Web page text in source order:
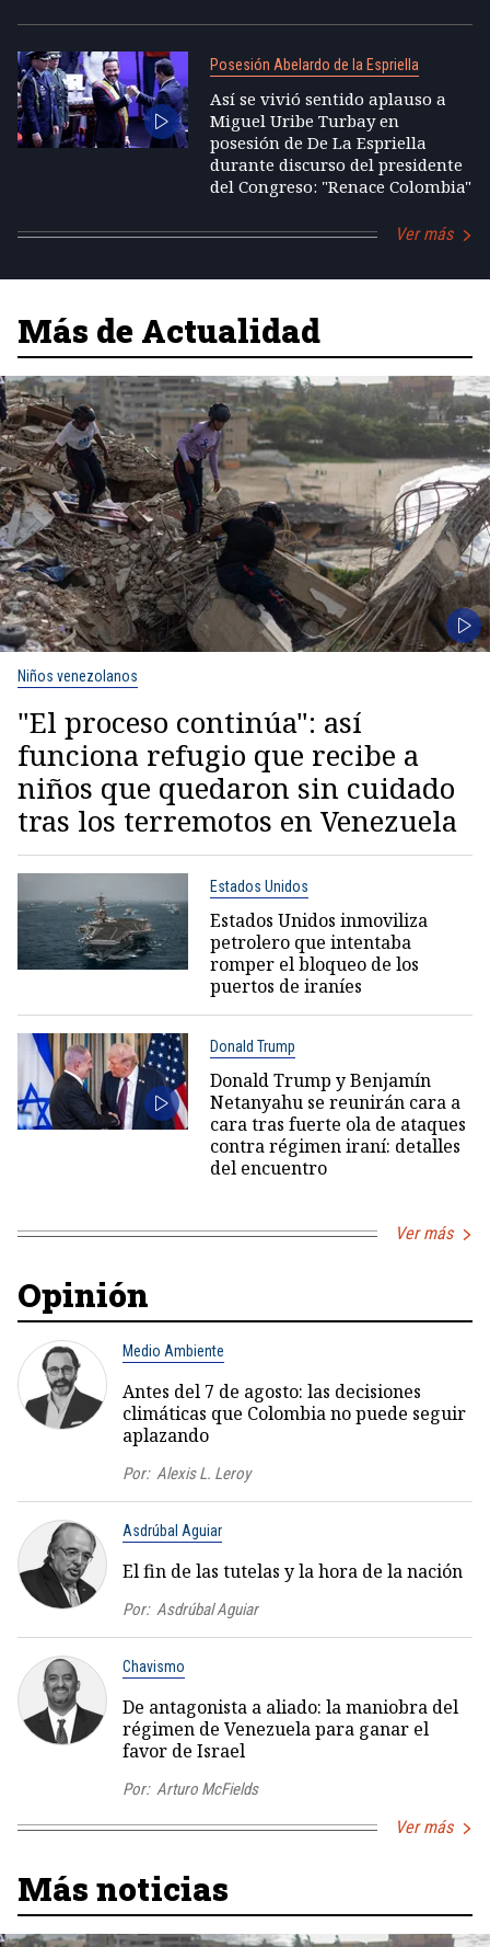
Posesión Abelardo de la Espriella
Así se vivió sentido aplauso a
Miguel Uribe Turbay en
posesión de De La Espriella
durante discurso del presidente
del Congreso: "Renace Colombia"
Ver más
Más de Actualidad
Niños venezolanos
"El proceso continúa": así
funciona refugio que recibe a
niños que quedaron sin cuidado
tras los terremotos en Venezuela
Estados Unidos
Estados Unidos inmoviliza
petrolero que intentaba
romper el bloqueo de los
puertos de iraníes
Donald Trump
Donald Trump y Benjamín
Netanyahu se reunirán cara a
cara tras fuerte ola de ataques
contra régimen iraní: detalles
del encuentro
Ver más
Opinión
Medio Ambiente
Antes del 7 de agosto: las decisiones
climáticas que Colombia no puede seguir
aplazando
Por: Alexis L. Leroy
Asdrúbal Aguiar
El fin de las tutelas y la hora de la nación
Por: Asdrúbal Aguiar
Chavismo
De antagonista a aliado: la maniobra del
régimen de Venezuela para ganar el
favor de Israel
Por: Arturo McFields
Ver más
Más noticias